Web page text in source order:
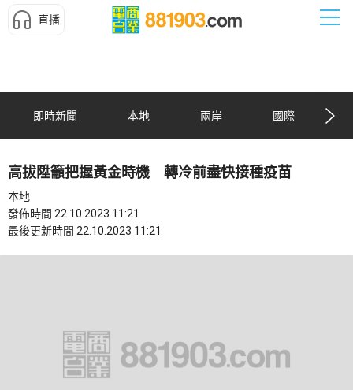
直播
即時新聞 本地 兩岸 國際
高拔陞籲把握黃金時機 轉冷前盡快接種疫苗
本地
發佈時間 22.10.2023 11:21
最後更新時間 22.10.2023 11:21